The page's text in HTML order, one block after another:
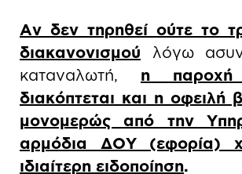
Αν δεν τηρηθεί ούτε το
διακανονισμού λόγω
καταναλωτή,
η παροχή
διακόπτεται και η οφειλή
μονομερώς από την
αρμόδια ΔΟΥ (εφορία)
ιδιαίτερη ειδοποίηση.